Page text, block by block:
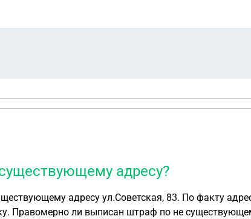
адресу?
83. По факту адрес ул.Петроравловская,83. Это придомовая
территория, котурую город оформил как платную парковку. Правомерно ли выписан штраф по не